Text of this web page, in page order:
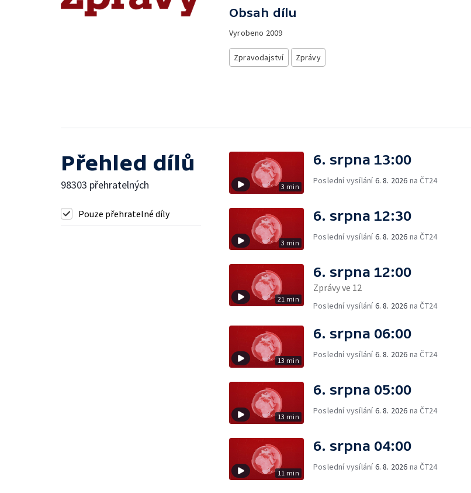
Obsah dílu
Vyrobeno 2009
Zpravodajství Zprávy
Přehled dílů
98303 přehratelných
Pouze přehratelné díly
3 min
6. srpna 13:00
Poslední vysílání6. 8. 2026 na ČT24
3 min
6. srpna 12:30
Poslední vysílání6. 8. 2026 na ČT24
21 min
6. srpna 12:00
Zprávy ve 12
Poslední vysílání6. 8. 2026 na ČT24
13 min
6. srpna 06:00
Poslední vysílání6. 8. 2026 na ČT24
13 min
6. srpna 05:00
Poslední vysílání6. 8. 2026 na ČT24
11 min
6. srpna 04:00
Poslední vysílání6. 8. 2026 na ČT24